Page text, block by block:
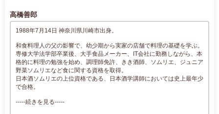
高橋善郎
1988年7月14日 神奈川県川崎市出身。
和食料理人の父の影響で、幼少期から実家の店舗で料理の基礎を学ぶ。
専修大学法学部卒業後、大手食品メーカー、IT会社に勤務しながら、本
格的に料理の勉強を始め、調理師免許、きき酒師、ソムリエ、ジュニア
野菜ソムリエなど食に関する資格を取得。
日本酒ソムリエの上位資格である、日本酒学講師においては史上最年少
で合格。
-----続きを見る-----